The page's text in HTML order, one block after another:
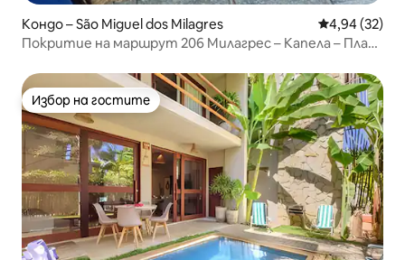
Кондо – São Miguel dos Milagres Средна
4,94 (32)
Покритие на маршрут 206 Милагрес – Капела – Плаж
Избор на гостите
Избор на гостите